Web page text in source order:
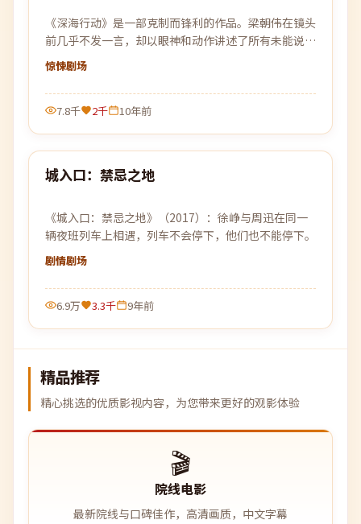
《深海行动》是一部克制而锋利的作品。梁朝伟在镜头
前几乎不发一言，却以眼神和动作讲述了所有未能说出
口的故事。
惊悚剧场
7.8千 2千 10年前
最新
99:42
城入口：禁忌之地
《城入口：禁忌之地》（2017）：徐峥与周迅在同一
辆夜班列车上相遇，列车不会停下，他们也不能停下。
剧情剧场
6.9万 3.3千 9年前
精品推荐
精心挑选的优质影视内容，为您带来更好的观影体验
🎬
院线电影
最新院线与口碑佳作，高清画质，中文字幕